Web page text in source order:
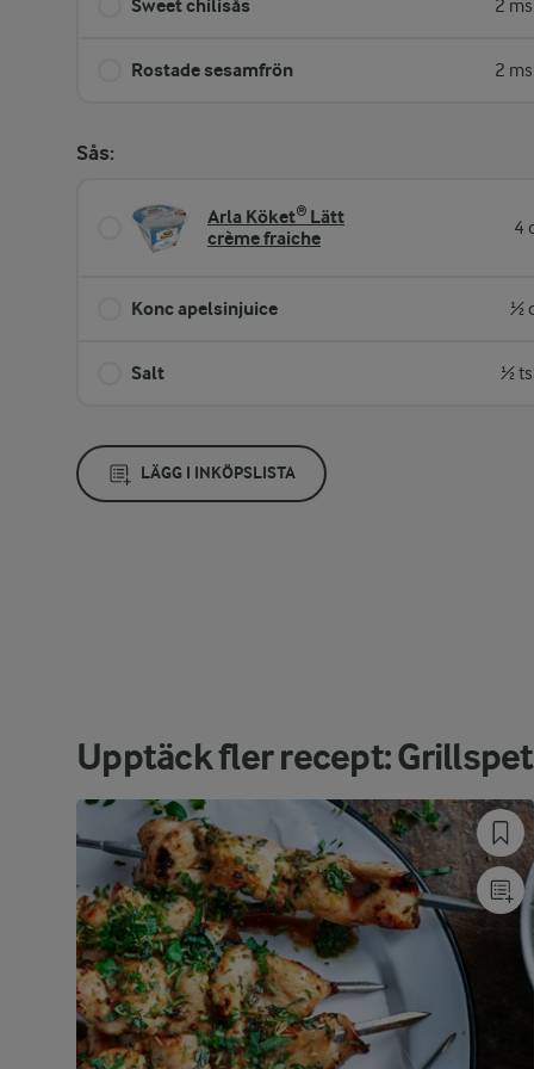
Sweet chilisås 2
Rostade sesamfrön 2
Sås:
Arla Köket® Lätt
crème fraiche
4
Konc apelsinjuice ½
Salt ½
LÄGG I INKÖPSLISTA
Upptäck fler recept: